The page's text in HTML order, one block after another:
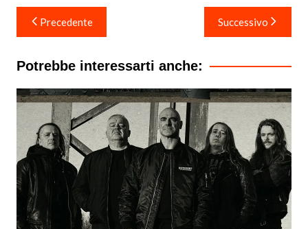
Navigazione
articoli
Precedente Successivo
Potrebbe interessarti anche: